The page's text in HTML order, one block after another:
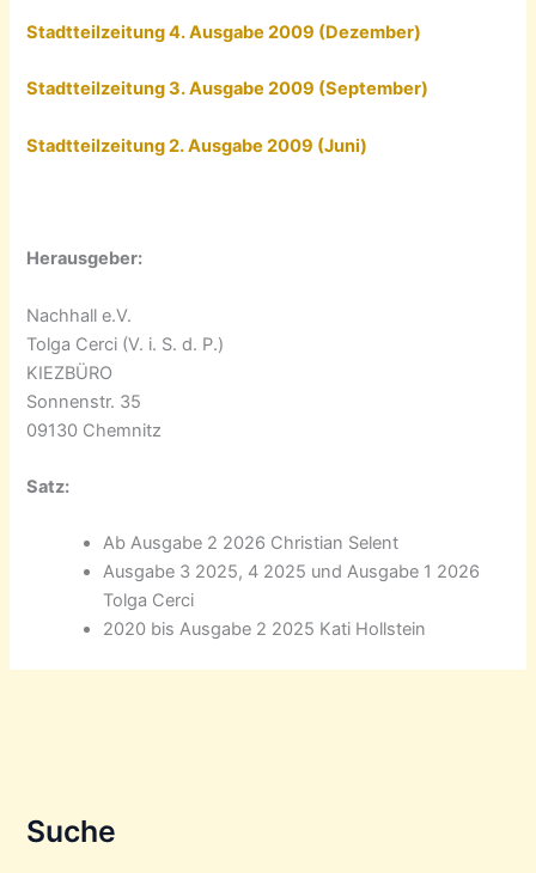
Stadtteilzeitung 4. Ausgabe 2009 (Dezember)
Stadtteilzeitung 3. Ausgabe 2009 (September)
Stadtteilzeitung 2. Ausgabe 2009 (Juni)
Herausgeber:
Nachhall e.V.
Tolga Cerci (V. i. S. d. P.)
KIEZBÜRO
Sonnenstr. 35
09130 Chemnitz
Satz:
Ab Ausgabe 2 2026 Christian Selent
Ausgabe 3 2025, 4 2025 und Ausgabe 1 2026
Tolga Cerci
2020 bis Ausgabe 2 2025 Kati Hollstein
Suche